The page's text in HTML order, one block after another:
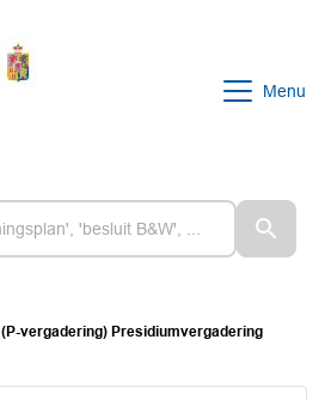
Menu
(P-vergadering) Presidiumvergadering